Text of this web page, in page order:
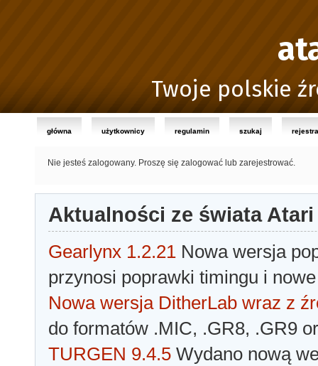
Twoje polskie
główna użytkownicy regulamin szukaj
Nie jesteś zalogowany. Proszę się zalogować lub zarejestrować.
Aktualności ze świata Atari
Gearlynx 1.2.21 Nowa wersja
przynosi poprawki timingu i
Nowa wersja DitherLab wraz z
do formatów .MIC, .GR8, .GR9
TURGEN 9.4.5 Wydano nową